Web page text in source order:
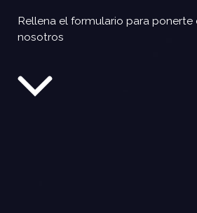
Rellena el formulario para
nosotros